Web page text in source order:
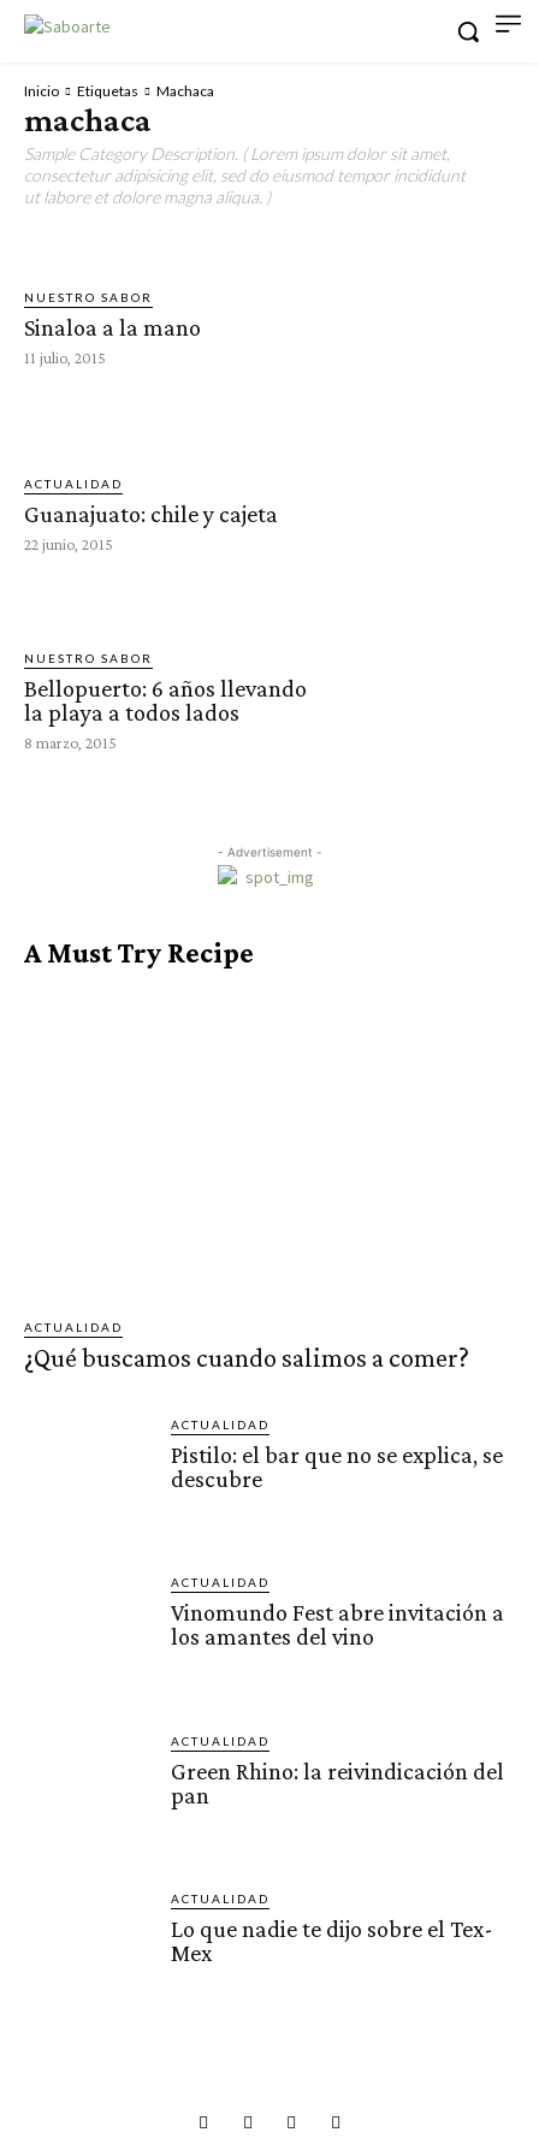
Inicio Etiquetas Machaca
machaca
Sample Category Description. ( Lorem ipsum dolor sit amet,
consectetur adipisicing elit, sed do eiusmod tempor incididunt
ut labore et dolore magna aliqua. )
NUESTRO SABOR
Sinaloa a la mano
11 julio, 2015
ACTUALIDAD
Guanajuato: chile y cajeta
22 junio, 2015
NUESTRO SABOR
Bellopuerto: 6 años llevando
la playa a todos lados
8 marzo, 2015
- Advertisement -
A Must Try Recipe
ACTUALIDAD
¿Qué buscamos cuando salimos a comer?
ACTUALIDAD
Pistilo: el bar que no se explica, se
descubre
ACTUALIDAD
Vinomundo Fest abre invitación a
los amantes del vino
ACTUALIDAD
Green Rhino: la reivindicación del
pan
ACTUALIDAD
Lo que nadie te dijo sobre el Tex-
Mex